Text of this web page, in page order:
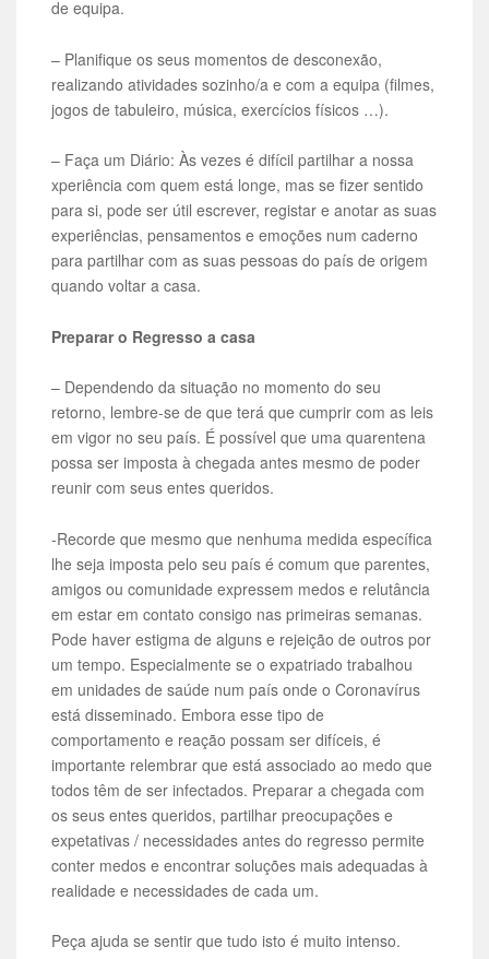
de equipa.
– Planifique os seus momentos de desconexão,
realizando atividades sozinho/a e com a equipa (filmes,
jogos de tabuleiro, música, exercícios físicos …).
– Faça um Diário: Às vezes é difícil partilhar a nossa
xperiência com quem está longe, mas se fizer sentido
para si, pode ser útil escrever, registar e anotar as suas
experiências, pensamentos e emoções num caderno
para partilhar com as suas pessoas do país de origem
quando voltar a casa.
Preparar o Regresso a casa
– Dependendo da situação no momento do seu
retorno, lembre-se de que terá que cumprir com as leis
em vigor no seu país. É possível que uma quarentena
possa ser imposta à chegada antes mesmo de poder
reunir com seus entes queridos.
-Recorde que mesmo que nenhuma medida específica
lhe seja imposta pelo seu país é comum que parentes,
amigos ou comunidade expressem medos e relutância
em estar em contato consigo nas primeiras semanas.
Pode haver estigma de alguns e rejeição de outros por
um tempo. Especialmente se o expatriado trabalhou
em unidades de saúde num país onde o Coronavírus
está disseminado. Embora esse tipo de
comportamento e reação possam ser difíceis, é
importante relembrar que está associado ao medo que
todos têm de ser infectados. Preparar a chegada com
os seus entes queridos, partilhar preocupações e
expetativas / necessidades antes do regresso permite
conter medos e encontrar soluções mais adequadas à
realidade e necessidades de cada um.
Peça ajuda se sentir que tudo isto é muito intenso.